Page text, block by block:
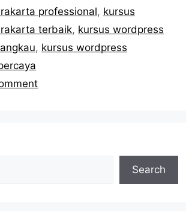
professional, kursus
terbaik, kursus wordpress
, kursus wordpress
Search